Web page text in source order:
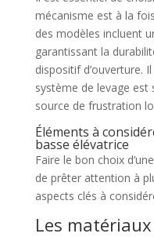
mécanisme est à la fois
des modèles incluent
garantissant la
dispositif d’ouverture.
système de levage est
source de frustration
Éléments à
basse élévatrice
Faire le bon choix
de prêter attention à
aspects clés à
Les